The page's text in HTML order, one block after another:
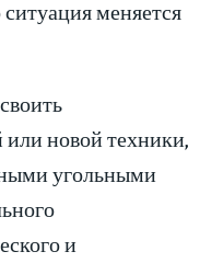
меняется
или новой техники,
угольными
и